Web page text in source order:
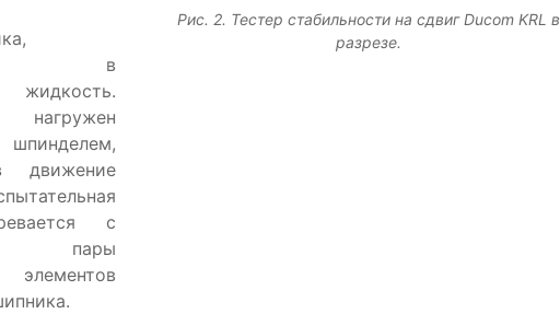
в
жидкость.
движение
с
пары
элементов
Рис. 2. Тестер стабильности на сдвиг Ducom KRL в
разрезе.